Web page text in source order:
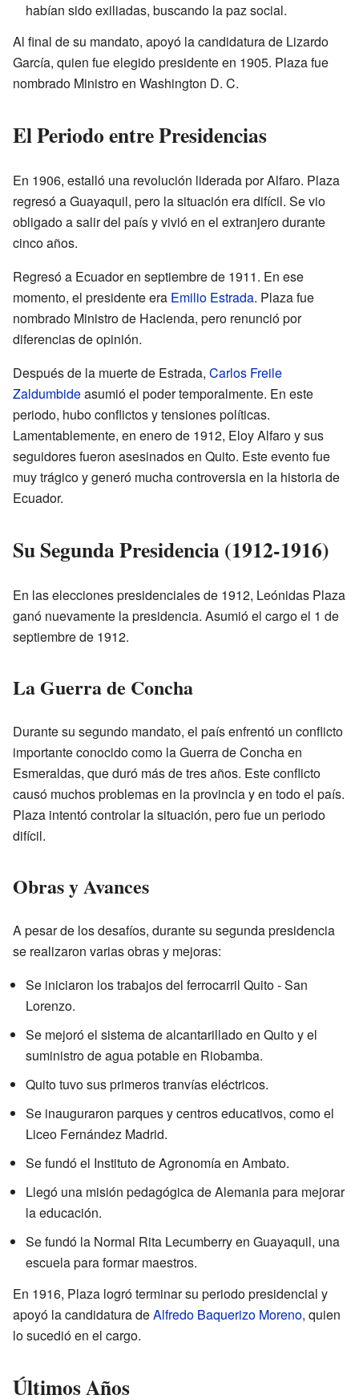
habían sido exiliadas, buscando la paz social.
Al final de su mandato, apoyó la candidatura de Lizardo
García, quien fue elegido presidente en 1905. Plaza fue
nombrado Ministro en Washington D. C.
El Periodo entre Presidencias
En 1906, estalló una revolución liderada por Alfaro. Plaza
regresó a Guayaquil, pero la situación era difícil. Se vio
obligado a salir del país y vivió en el extranjero durante
cinco años.
Regresó a Ecuador en septiembre de 1911. En ese
momento, el presidente era Emilio Estrada. Plaza fue
nombrado Ministro de Hacienda, pero renunció por
diferencias de opinión.
Después de la muerte de Estrada, Carlos Freile
Zaldumbideasumió el poder temporalmente. En este
periodo, hubo conflictos y tensiones políticas.
Lamentablemente, en enero de 1912, Eloy Alfaro y sus
seguidores fueron asesinados en Quito. Este evento fue
muy trágico y generó mucha controversia en la historia de
Ecuador.
Su Segunda Presidencia (1912-1916)
En las elecciones presidenciales de 1912, Leónidas Plaza
ganó nuevamente la presidencia. Asumió el cargo el 1 de
septiembre de 1912.
La Guerra de Concha
Durante su segundo mandato, el país enfrentó un conflicto
importante conocido como la Guerra de Concha en
Esmeraldas, que duró más de tres años. Este conflicto
causó muchos problemas en la provincia y en todo el país.
Plaza intentó controlar la situación, pero fue un periodo
difícil.
Obras y Avances
A pesar de los desafíos, durante su segunda presidencia
se realizaron varias obras y mejoras:
Se iniciaron los trabajos del ferrocarril Quito - San
Lorenzo.
Se mejoró el sistema de alcantarillado en Quito y el
suministro de agua potable en Riobamba.
Quito tuvo sus primeros tranvías eléctricos.
Se inauguraron parques y centros educativos, como el
Liceo Fernández Madrid.
Se fundó el Instituto de Agronomía en Ambato.
Llegó una misión pedagógica de Alemania para mejorar
la educación.
Se fundó la Normal Rita Lecumberry en Guayaquil, una
escuela para formar maestros.
En 1916, Plaza logró terminar su periodo presidencial y
apoyó la candidatura deAlfredo Baquerizo Moreno, quien
lo sucedió en el cargo.
Últimos Años